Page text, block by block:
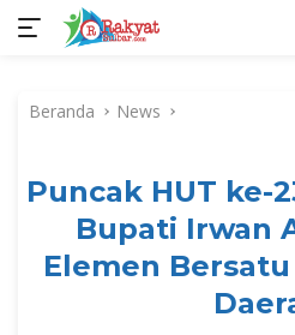
kontenBeranda News
Puncak HUT ke-
Bupati Irwan
Elemen